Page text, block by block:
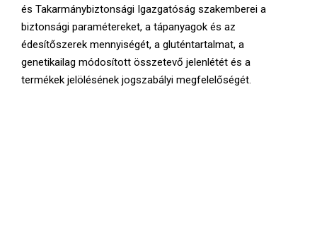
és Takarmánybiztonsági Igazgatóság szakemberei a
biztonsági paramétereket, a tápanyagok és az
édesítőszerek mennyiségét, a gluténtartalmat, a
genetikailag módosított összetevő jelenlétét és a
termékek jelölésének jogszabályi megfelelőségét.